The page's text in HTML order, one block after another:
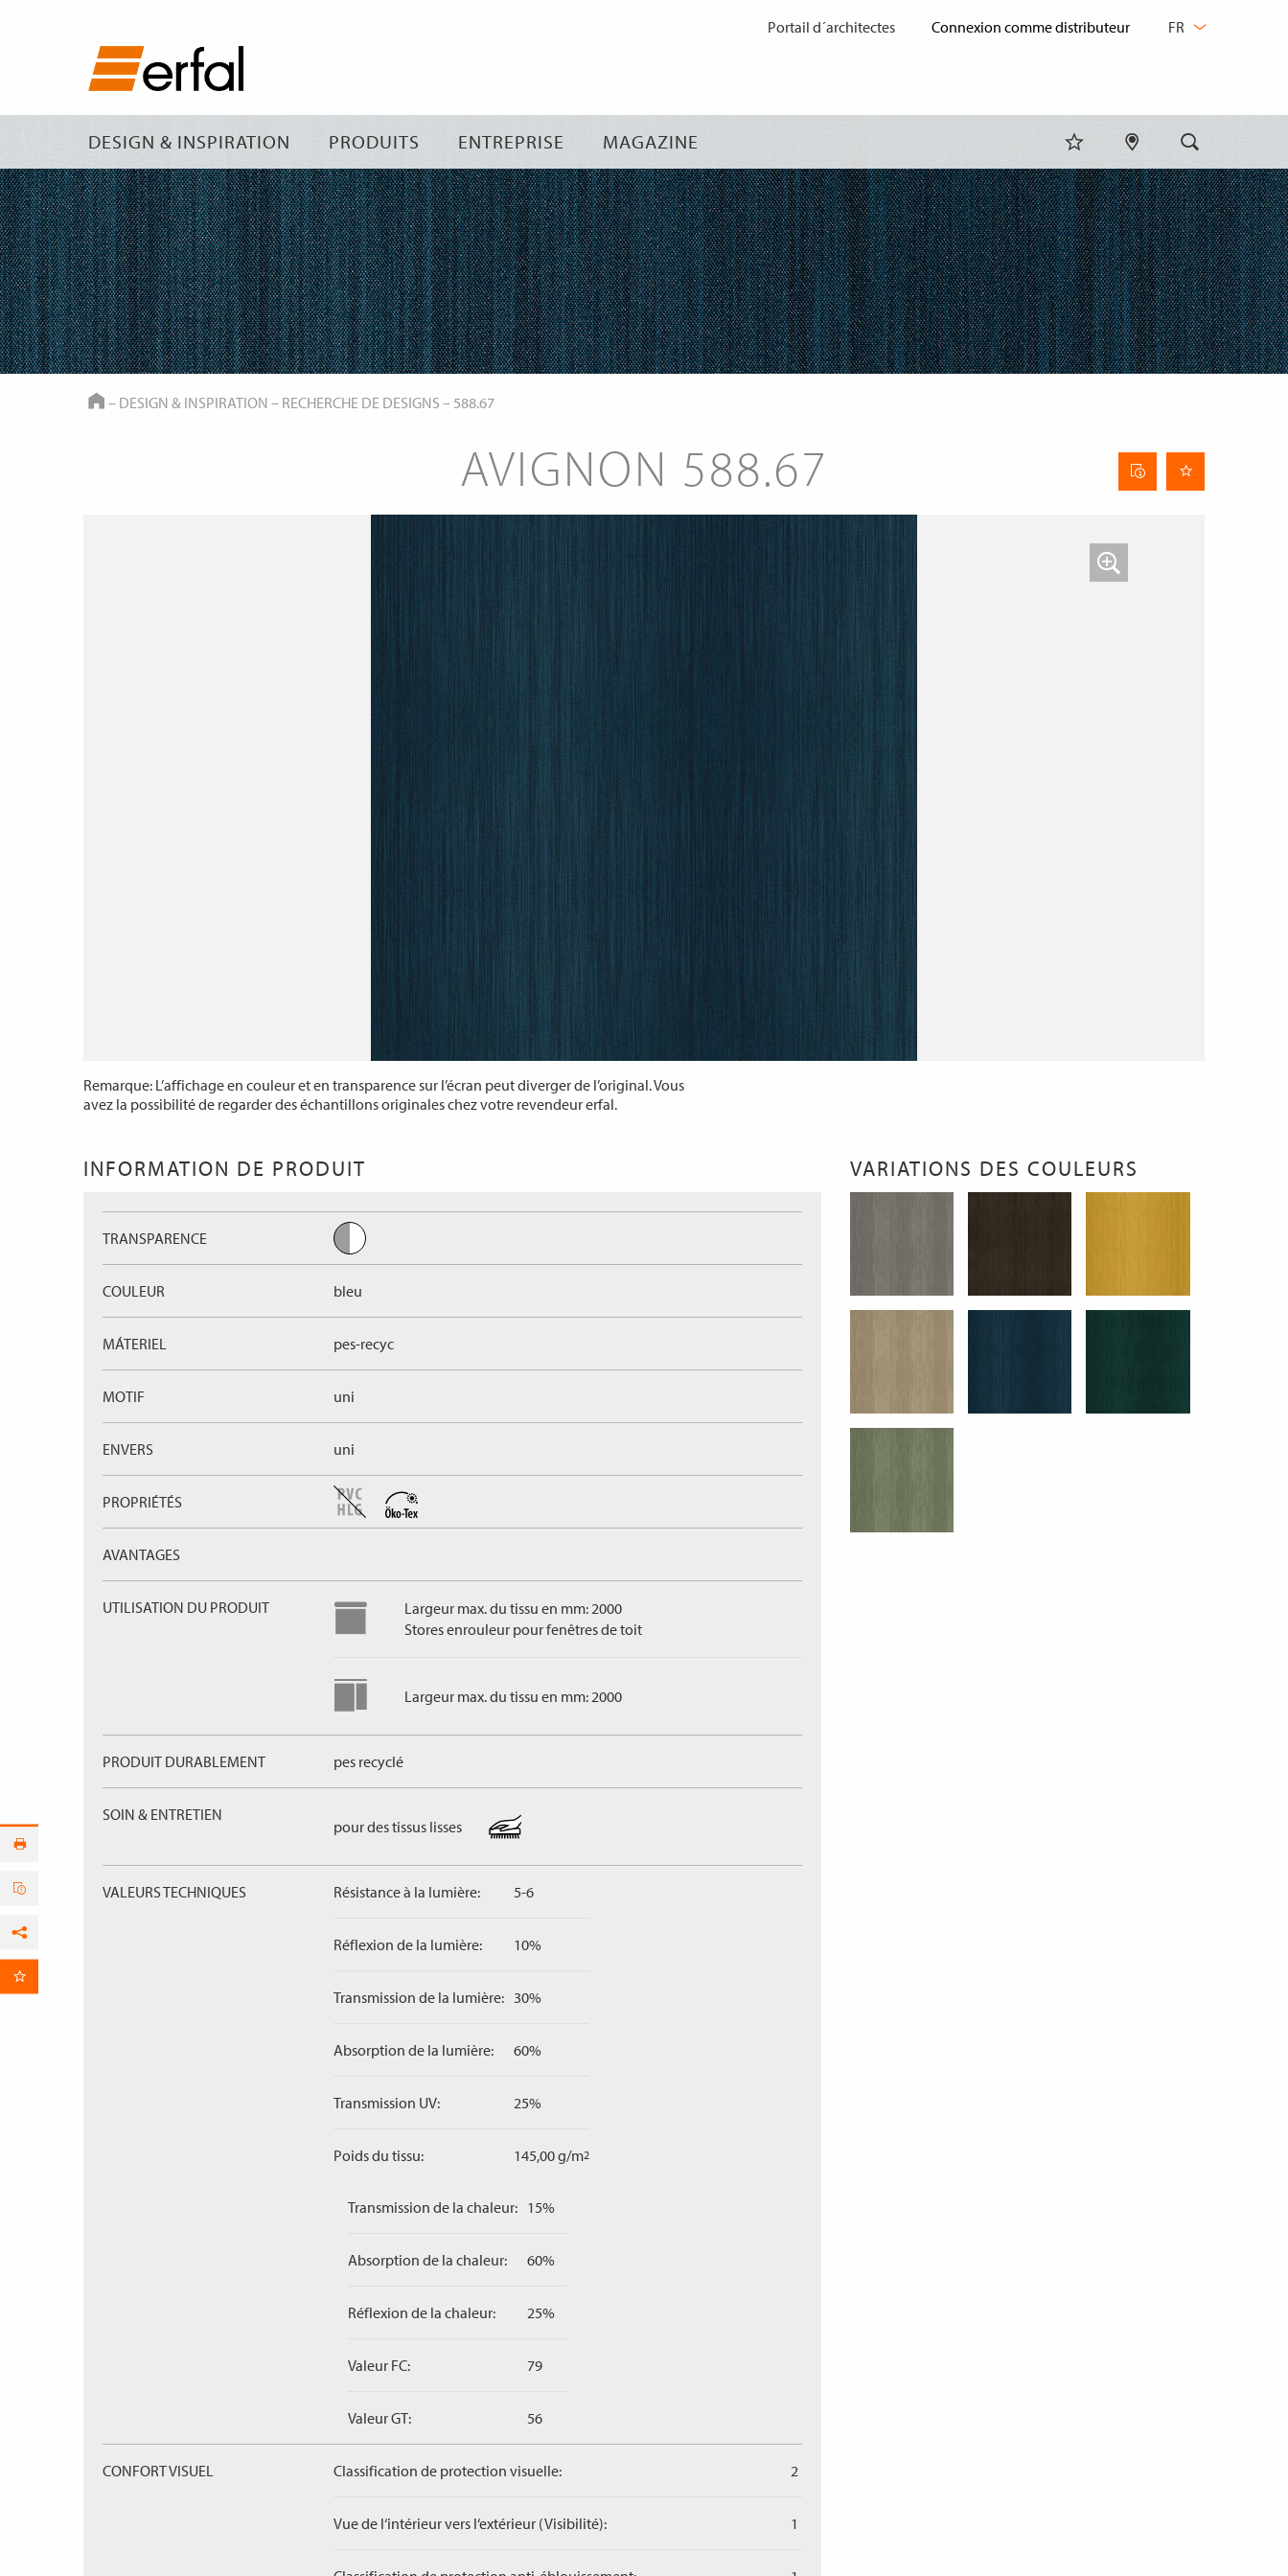
DESIGN & INSPIRATION PRODUITS ENTREPRISE MAGAZINE
Portail d´architectes FR
HOME
– DESIGN & INSPIRATION – RECHERCHE DE DESIGNS – 588.67
AVIGNON 588.67
Fiche
technique
du tissu
Remarque: L’affichage en couleur et en transparence sur l’écran peut diverger de l’original. Vous
avez la possibilité de regarder des échantillons originales chez votre revendeur erfal.
INFORMATION DE PRODUIT
TRANSPARENCE
COULEUR bleu
MÁTERIEL pes-recyc
MOTIF uni
ENVERS uni
PROPRIÉTÉS
AVANTAGES
UTILISATION DU PRODUIT
Largeur max. du tissu en mm: 2000
Stores enrouleur pour fenêtres de toit
Largeur max. du tissu en mm: 2000
PRODUIT DURABLEMENT pes recyclé
SOIN & ENTRETIEN
pour des tissus lisses
VALEURS TECHNIQUES Résistance à la lumière: 5-6
Réflexion de la lumière: 10%
Transmission de la lumière: 30%
Absorption de la lumière: 60%
Transmission UV: 25%
Poids du tissu: 145,00 g/m2
Transmission de la chaleur: 15%
Absorption de la chaleur: 60%
Réflexion de la chaleur: 25%
Valeur FC: 79
Valeur GT: 56
CONFORT VISUEL Classification de protection visuelle: 2
Vue de l‘intérieur vers l‘extérieur (Visibilité): 1
VARIATIONS DES COULEURS